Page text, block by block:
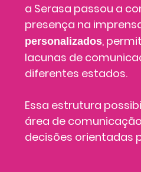
a Serasa passou a
presença na
personalizados,
lacunas de
diferentes estados.
Essa estrutura
área de
decisões orientadas